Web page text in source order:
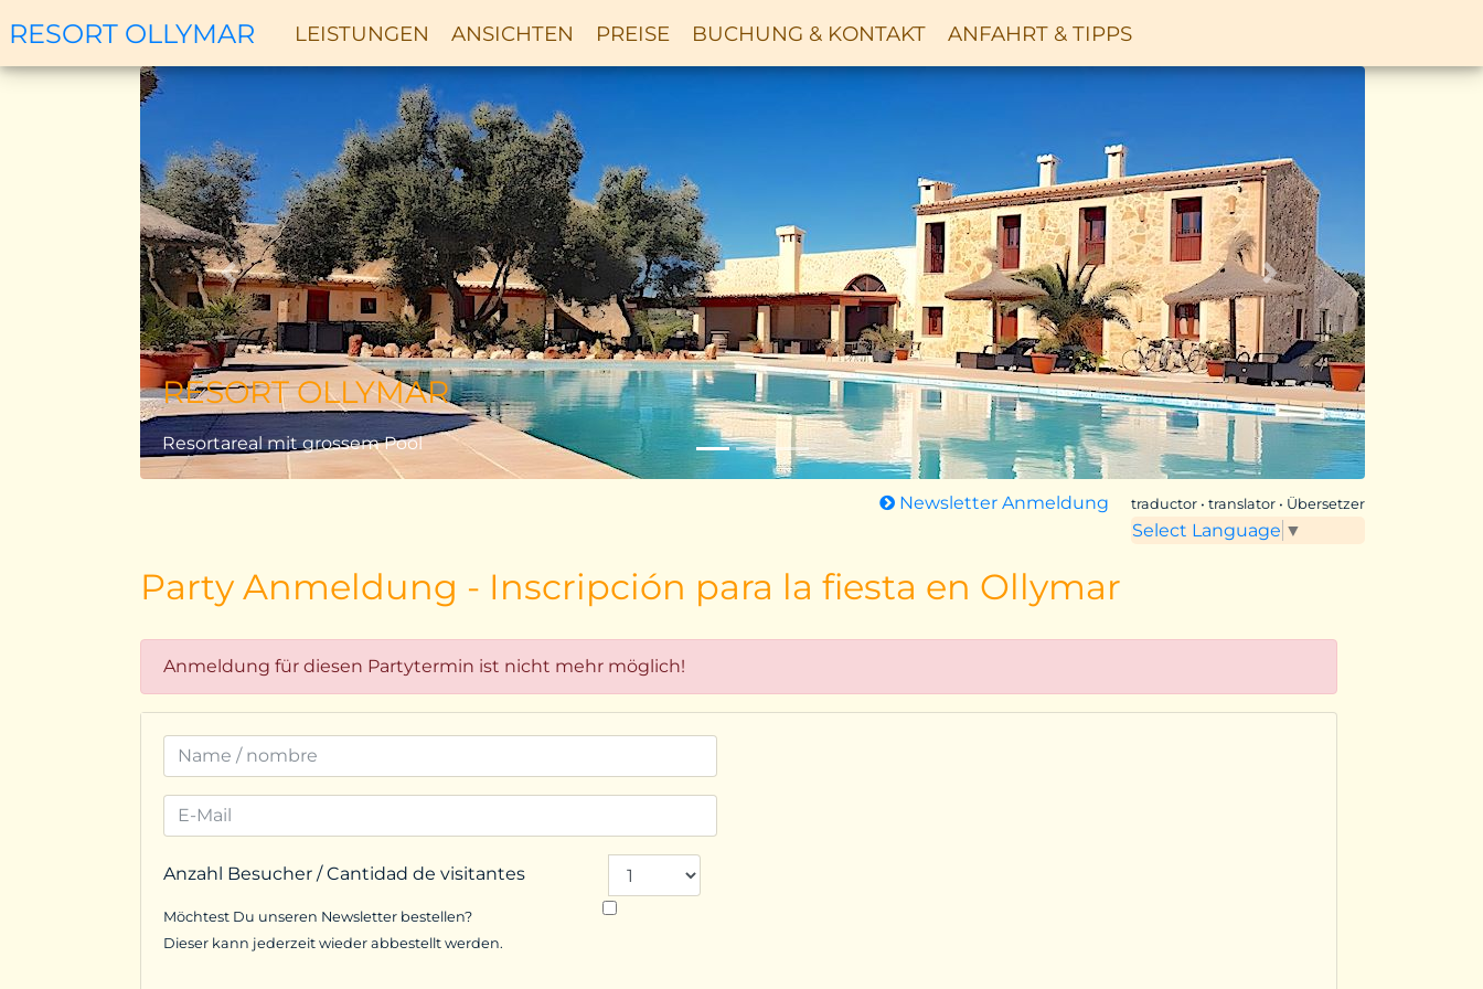
RESORT OLLYMAR LEISTUNGEN ANSICHTEN PREISE BUCHUNG & KONTAKT ANFAHRT & TIPPS
RESORT OLLYMAR
Resortareal mit grossem Pool
Zurück Vor
Newsletter Anmeldung traductor • translator • Übersetzer
Select Language ▼
Party Anmeldung - Inscripción para la fiesta en Ollymar
Anmeldung für diesen Partytermin ist nicht mehr möglich!
Anzahl Besucher / Cantidad de visitantes
Möchtest Du unseren Newsletter bestellen?
Dieser kann jederzeit wieder abbestellt werden.